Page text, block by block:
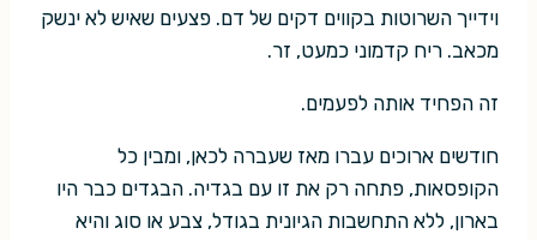
וידייך השרוטות בקווים דקים של דם. פצעים שאיש לא ינשק
מכאב. ריח קדמוני כמעט, זר.
זה הפחיד אותה לפעמים.
חודשים ארוכים עברו מאז שעברה לכאן, ומבין כל
הקופסאות, פתחה רק את זו עם בגדיה. הבגדים כבר היו
בארון, ללא התחשבות הגיונית בגודל, צבע או סוג והיא